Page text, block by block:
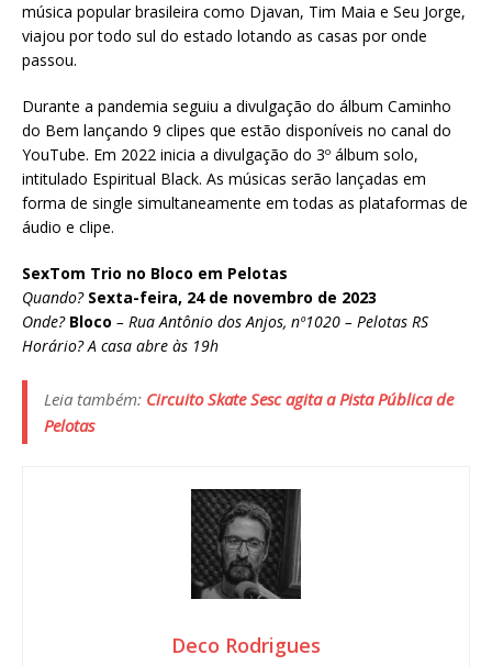
música popular brasileira como Djavan, Tim Maia e Seu Jorge,
viajou por todo sul do estado lotando as casas por onde
passou.
Durante a pandemia seguiu a divulgação do álbum Caminho
do Bem lançando 9 clipes que estão disponíveis no canal do
YouTube. Em 2022 inicia a divulgação do 3º álbum solo,
intitulado Espiritual Black. As músicas serão lançadas em
forma de single simultaneamente em todas as plataformas de
áudio e clipe.
SexTom Trio no Bloco em Pelotas
Quando? Sexta-feira, 24 de novembro de 2023
Onde? Bloco – Rua Antônio dos Anjos, nº1020 – Pelotas RS
Horário? A casa abre às 19h
Leia também: Circuito Skate Sesc agita a Pista Pública de
Pelotas
Deco Rodrigues